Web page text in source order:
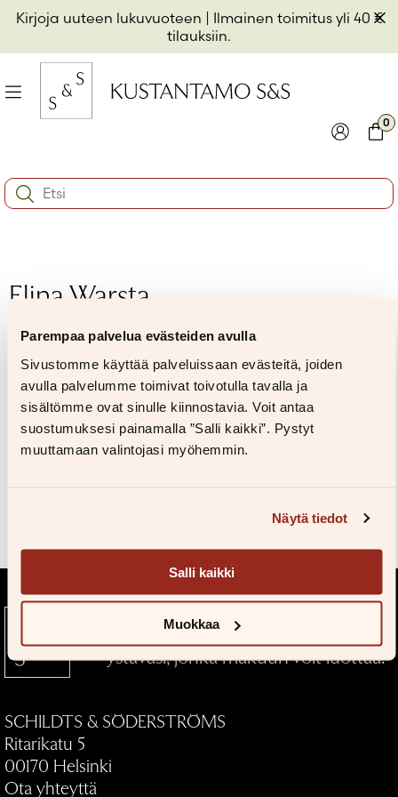
Parempaa palvelua evästeiden avulla
Sivustomme käyttää palveluissaan evästeitä, joiden
avulla palvelumme toimivat toivotulla tavalla ja
sisältömme ovat sinulle kiinnostavia. Voit antaa
suostumuksesi painamalla ”Salli kaikki”. Pystyt
muuttamaan valintojasi myöhemmin.
Näytä tiedot
Salli kaikki
Muokkaa
Kirjoja uuteen lukuvuoteen | Ilmainen toimitus yli 40 €
tilauksiin.
Hyppää
sisältöön
Valikko
Muista minut
Kirjaudu sisään
Salasana unohtunut?
Eikö sinulla ole tiliä?
Luo uusi tili
0
Search:
Elina Warsta
Kuvapankkiin
Kustantamo S&S — Kirjallinen
ystäväsi, jonka makuun voit luottaa.
SCHILDTS & SÖDERSTRÖMS
Ritarikatu 5
00170 Helsinki
Ota yhteyttä